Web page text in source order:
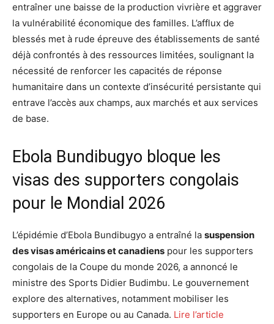
entraîner une baisse de la production vivrière et aggraver
la vulnérabilité économique des familles. L’afflux de
blessés met à rude épreuve des établissements de santé
déjà confrontés à des ressources limitées, soulignant la
nécessité de renforcer les capacités de réponse
humanitaire dans un contexte d’insécurité persistante qui
entrave l’accès aux champs, aux marchés et aux services
de base.
Ebola Bundibugyo bloque les
visas des supporters congolais
pour le Mondial 2026
L’épidémie d’Ebola Bundibugyo a entraîné la suspension
des visas américains et canadiens pour les supporters
congolais de la Coupe du monde 2026, a annoncé le
ministre des Sports Didier Budimbu. Le gouvernement
explore des alternatives, notamment mobiliser les
supporters en Europe ou au Canada. Lire l’article